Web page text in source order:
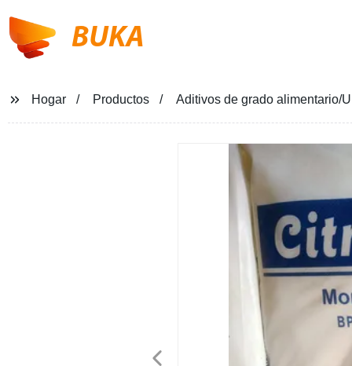
BUKA
Hogar Productos Aditivos de grado alimentario/